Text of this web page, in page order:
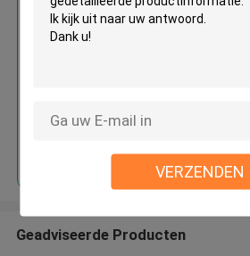
VERZENDEN
De Druk van
Geadviseerde Producten